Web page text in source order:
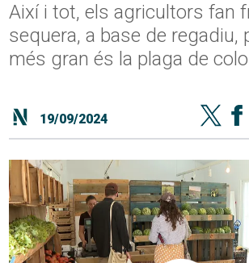
Així i tot, els agricultors fan
sequera, a base de regadiu,
més gran és la plaga de
19/09/2024